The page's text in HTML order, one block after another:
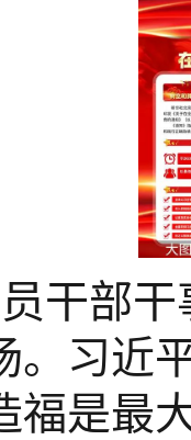
部干
。习近
福是最